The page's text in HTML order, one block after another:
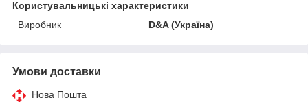
Користувальницькі характеристики
Виробник
D&A (Україна)
Умови доставки
Нова Пошта